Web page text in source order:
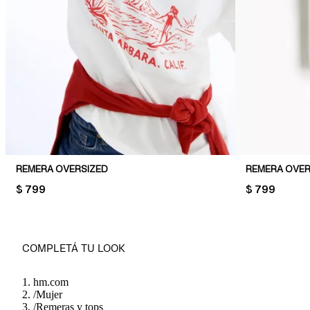
REMERA OVERSIZED
PRICE:
$ 799
REMERA
PRICE:
$ 799
COMPLETÁ TU LOOK
hm.com
/Mujer
/Remeras y tops